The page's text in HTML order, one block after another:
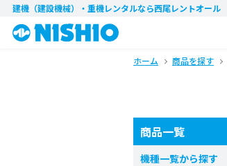
建機（建設機械）・重機レンタルなら西尾レントオール
ホーム 商品を探す
商品一覧
機種一覧から探す